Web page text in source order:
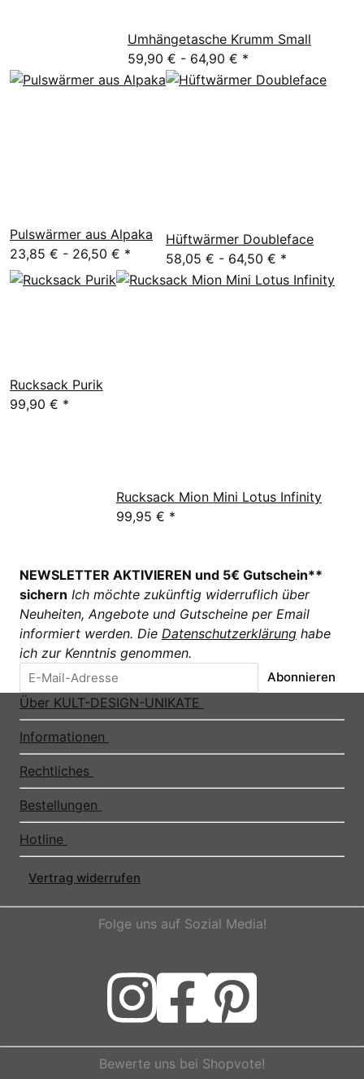
Umhängetasche Krumm Small
59,90 € - 64,90 € *
Pulswärmer aus Alpaka
23,85 € - 26,50 € *
Hüftwärmer Doubleface
58,05 € - 64,50 € *
Rucksack Purik
99,90 € *
Rucksack Mion Mini Lotus Infinity
99,95 € *
NEWSLETTER AKTIVIEREN und 5€ Gutschein**
sichern Ich möchte zukünftig widerruflich über
Neuheiten, Angebote und Gutscheine per Email
informiert werden. Die Datenschutzerklärung habe
ich zur Kenntnis genommen.
Abonnieren
Über KULT-DESIGN-UNIKATE
Informationen
Rechtliches
Bestellungen
Hotline
Vertrag widerrufen
Folge uns auf Sozial Media!
Bewerte uns bei Shopvote!